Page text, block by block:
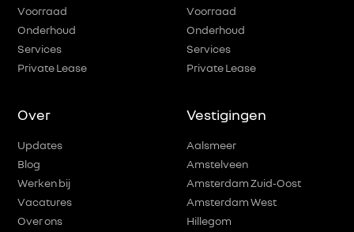
Voorraad
Onderhoud
Services
Private Lease
Voorraad
Onderhoud
Services
Private Lease
Over
Updates
Blog
Werken bij
Vacatures
Over ons
Vestigingen
Aalsmeer
Amstelveen
Amsterdam Zuid-Oost
Amsterdam West
Hillegom